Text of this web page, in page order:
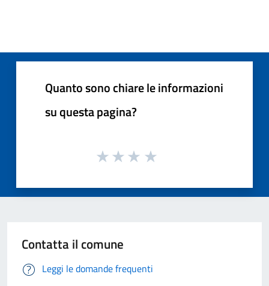
Quanto sono chiare le informazioni
su questa pagina?
Contatta il comune
Leggi le domande frequenti